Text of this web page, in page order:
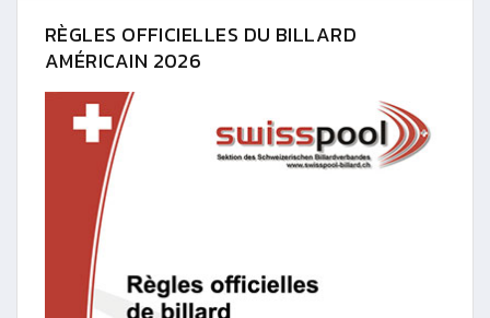
RÈGLES OFFICIELLES DU BILLARD
AMÉRICAIN 2026